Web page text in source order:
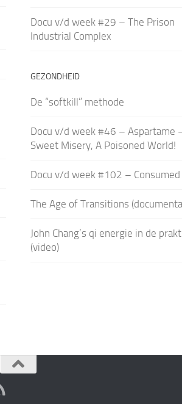
Docu v/d week #29 – The Prison
Industrial Complex
GEZONDHEID
De “softkill” methode
Docu v/d week #46 – Aspartame
Sweet Misery, A Poisoned World!
Docu v/d week #102 – Consumed
The Age of Transitions
John Chang’s qi energie in de
(video)